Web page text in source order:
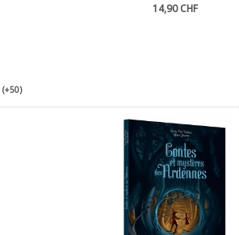
14,90 CHF
(+50)